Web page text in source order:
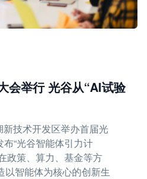
会举行 光谷从“AI试验
技术开发区举办首届光
“光谷智能体引力计
政策、算力、基金等方
以智能体为核心的创新生